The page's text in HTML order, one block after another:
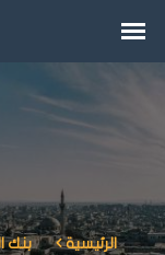
الرئيسية بنك